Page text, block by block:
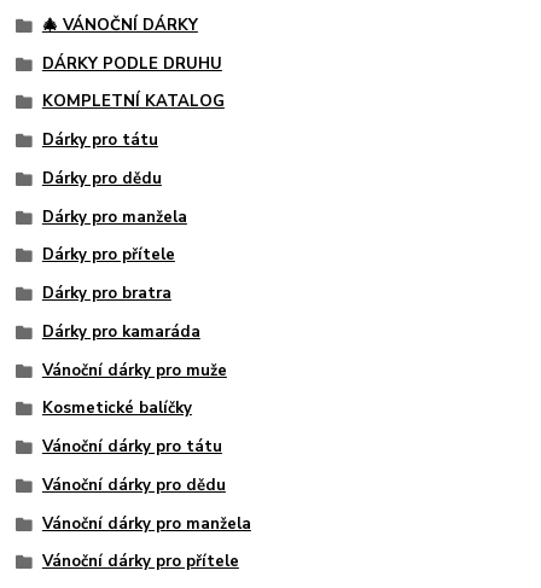
🎄 VÁNOČNÍ DÁRKY
DÁRKY PODLE DRUHU
KOMPLETNÍ KATALOG
Dárky pro tátu
Dárky pro dědu
Dárky pro manžela
Dárky pro přítele
Dárky pro bratra
Dárky pro kamaráda
Vánoční dárky pro muže
Kosmetické balíčky
Vánoční dárky pro tátu
Vánoční dárky pro dědu
Vánoční dárky pro manžela
Vánoční dárky pro přítele